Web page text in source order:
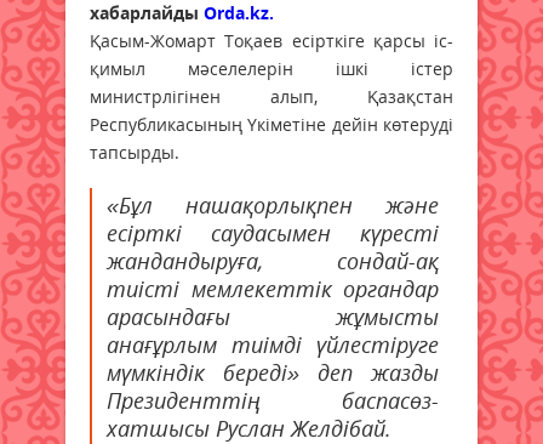
хабарлайды Orda.kz.
Қасым-Жомарт Тоқаев есірткіге қарсы іс-
қимыл мәселелерін ішкі істер
министрлігінен алып, Қазақстан
Республикасының Үкіметіне дейін көтеруді
тапсырды.
«Бұл нашақорлықпен және
есірткі саудасымен күресті
жандандыруға, сондай-ақ
тиісті мемлекеттік органдар
арасындағы жұмысты
анағұрлым тиімді үйлестіруге
мүмкіндік береді» деп жазды
Президенттің баспасөз-
хатшысы Руслан Желдібай.